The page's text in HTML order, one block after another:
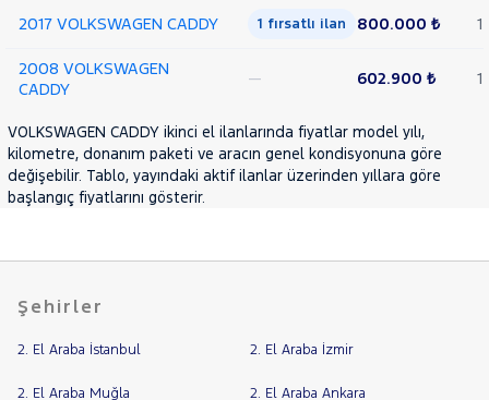
MAXI
VAN
2.0
SCR
BMT
CARAVELLE
PASSAT
POLO
2017 VOLKSWAGEN CADDY 1 fırsatlı ilan 800.000 ₺ 1
2008 VOLKSWAGEN
CADDY
— 602.900 ₺ 1
VOLKSWAGEN CADDY ikinci el ilanlarında fiyatlar model yılı,
kilometre, donanım paketi ve aracın genel kondisyonuna göre
değişebilir. Tablo, yayındaki aktif ilanlar üzerinden yıllara göre
başlangıç fiyatlarını gösterir.
Şehirler
2. El Araba İstanbul 2. El Araba İzmir
2. El Araba Muğla 2. El Araba Ankara